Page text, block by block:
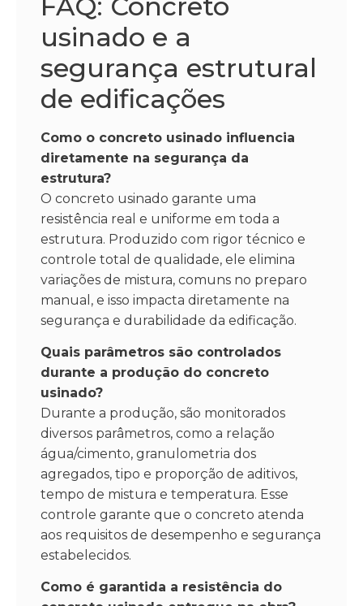
usinado e a
segurança estrutural
de edificações
Como o concreto usinado influencia
diretamente na segurança da
estrutura?
O concreto usinado garante uma
resistência real e uniforme em toda a
estrutura. Produzido com rigor técnico e
controle total de qualidade, ele elimina
variações de mistura, comuns no preparo
manual, e isso impacta diretamente na
segurança e durabilidade da edificação.
Quais parâmetros são controlados
durante a produção do concreto
usinado?
Durante a produção, são monitorados
diversos parâmetros, como a relação
água/cimento, granulometria dos
agregados, tipo e proporção de aditivos,
tempo de mistura e temperatura. Esse
controle garante que o concreto atenda
aos requisitos de desempenho e segurança
estabelecidos.
Como é garantida a resistência do